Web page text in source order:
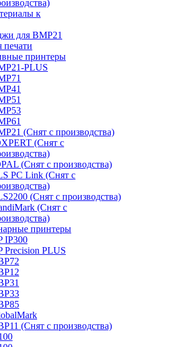
к
для BMP21
печати
принтеры
PLUS
(Снят с производства)
(Снят с
(Снят с производства)
PC Link (Снят с
(Снят с производства)
(Снят с
принтеры
IP300
Precision PLUS
(Снят с производства)